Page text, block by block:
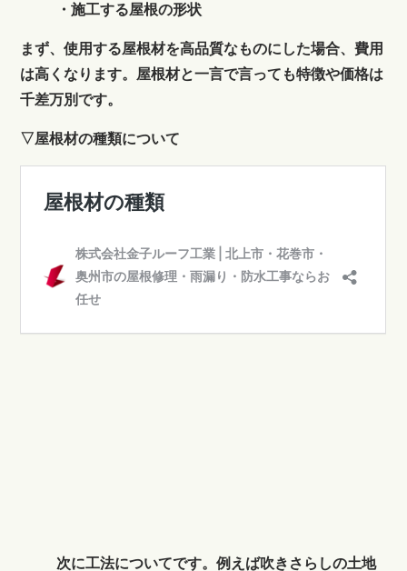
・施工する屋根の形状
まず、使用する屋根材を高品質なものにした場合、費用
は高くなります。屋根材と一言で言っても特徴や価格は
千差万別です。
▽屋根材の種類について
次に工法についてです。例えば吹きさらしの土地